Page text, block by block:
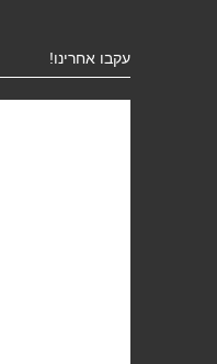
עקבו אחרינו!